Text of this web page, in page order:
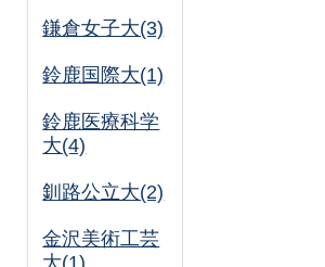
鎌倉女子大(3)
鈴鹿国際大(1)
鈴鹿医療科学
大(4)
釧路公立大(2)
金沢美術工芸
大(1)